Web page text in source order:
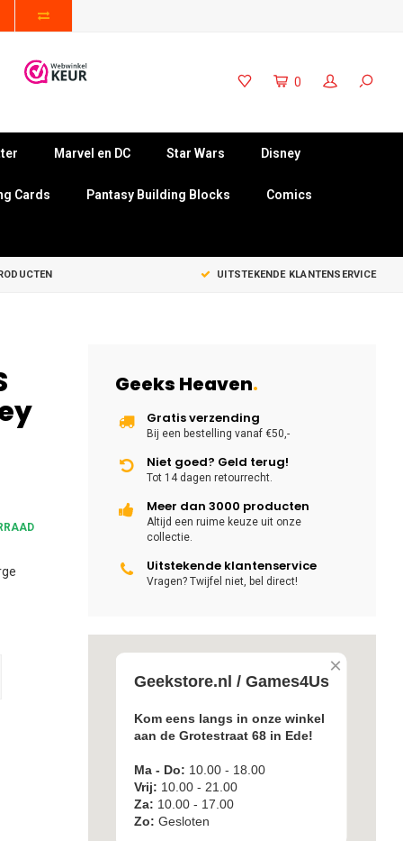
0
Marvel en DC Star Wars Disney
Cards Pantasy Building Blocks Comics
UITSTEKENDE KLANTENSERVICE
Geeks Heaven.
Gratis verzending
Bij een bestelling vanaf €50,-
Niet goed? Geld terug!
Tot 14 dagen retourrecht.
Meer dan 3000 producten
Altijd een ruime keuze uit onze
collectie.
Uitstekende klantenservice
Vragen? Twijfel niet, bel direct!